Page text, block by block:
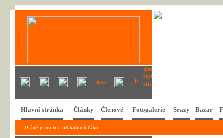
Hlavní stránka Články Členové Fotogalerie Srazy Bazar
Právě je on-line 58 kabrioleťáků.